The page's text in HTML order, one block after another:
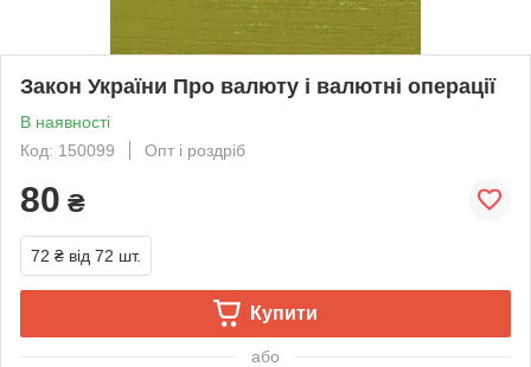
Закон України Про валюту і валютні операції
В наявності
Код: 150099
Опт і роздріб
80 ₴
72 ₴ від 72 шт.
Купити
або